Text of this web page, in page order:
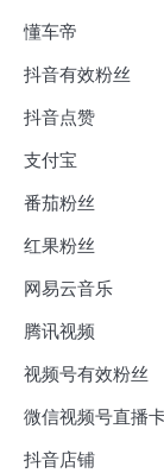
懂车帝
抖音有效粉丝
抖音点赞
支付宝
番茄粉丝
红果粉丝
网易云音乐
腾讯视频
视频号有效粉丝
微信视频号直播
抖音店铺